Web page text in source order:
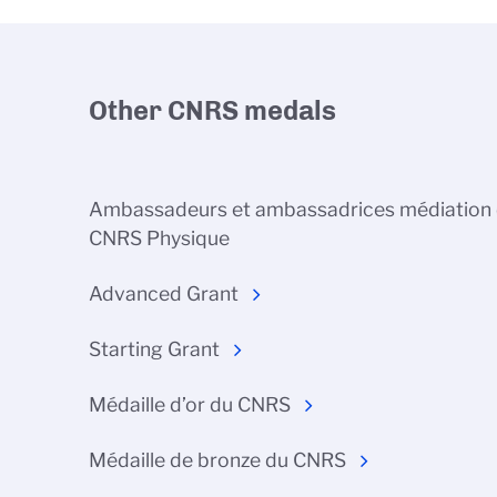
Other CNRS medals
Ambassadeurs et ambassadrices médiation
CNRS Physique
Advanced Grant
Starting Grant
Médaille d’or du CNRS
Médaille de bronze du CNRS